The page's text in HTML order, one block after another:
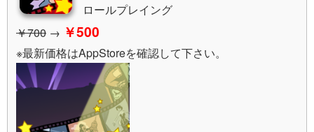
ロールプレイング
￥700 → ￥500
※最新価格はAppStoreを確認して下さい。